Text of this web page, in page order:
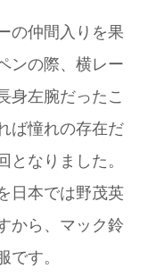
の仲間入りを果
ンの際、横レー
身左腕だったこ
ば憧れの存在だ
となりました。
日本では野茂英
から、マック鈴
です。